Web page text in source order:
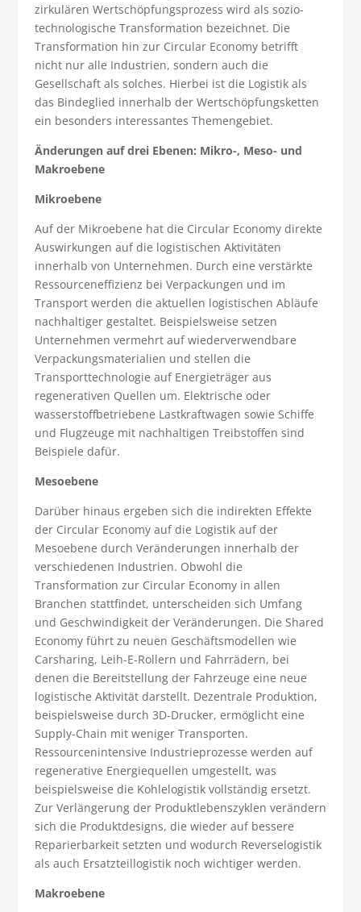
zirkulären Wertschöpfungsprozess wird als sozio-
technologische Transformation bezeichnet. Die
Transformation hin zur Circular Economy betrifft
nicht nur alle Industrien, sondern auch die
Gesellschaft als solches. Hierbei ist die Logistik als
das Bindeglied innerhalb der Wertschöpfungsketten
ein besonders interessantes Themengebiet.
Änderungen auf drei Ebenen: Mikro-, Meso- und
Makroebene
Mikroebene
Auf der Mikroebene hat die Circular Economy direkte
Auswirkungen auf die logistischen Aktivitäten
innerhalb von Unternehmen. Durch eine verstärkte
Ressourceneffizienz bei Verpackungen und im
Transport werden die aktuellen logistischen Abläufe
nachhaltiger gestaltet. Beispielsweise setzen
Unternehmen vermehrt auf wiederverwendbare
Verpackungsmaterialien und stellen die
Transporttechnologie auf Energieträger aus
regenerativen Quellen um. Elektrische oder
wasserstoffbetriebene Lastkraftwagen sowie Schiffe
und Flugzeuge mit nachhaltigen Treibstoffen sind
Beispiele dafür.
Mesoebene
Darüber hinaus ergeben sich die indirekten Effekte
der Circular Economy auf die Logistik auf der
Mesoebene durch Veränderungen innerhalb der
verschiedenen Industrien. Obwohl die
Transformation zur Circular Economy in allen
Branchen stattfindet, unterscheiden sich Umfang
und Geschwindigkeit der Veränderungen. Die Shared
Economy führt zu neuen Geschäftsmodellen wie
Carsharing, Leih-E-Rollern und Fahrrädern, bei
denen die Bereitstellung der Fahrzeuge eine neue
logistische Aktivität darstellt. Dezentrale Produktion,
beispielsweise durch 3D-Drucker, ermöglicht eine
Supply-Chain mit weniger Transporten.
Ressourcenintensive Industrieprozesse werden auf
regenerative Energiequellen umgestellt, was
beispielsweise die Kohlelogistik vollständig ersetzt.
Zur Verlängerung der Produktlebenszyklen verändern
sich die Produktdesigns, die wieder auf bessere
Reparierbarkeit setzten und wodurch Reverselogistik
als auch Ersatzteillogistik noch wichtiger werden.
Makroebene